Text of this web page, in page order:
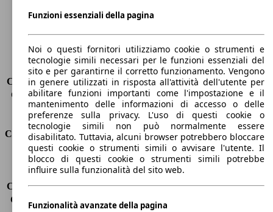
Peso massimo
-
Sedili
5
Carico sul tetto
-
Capacità di traino (senza freni) -
Capacità di traino (con freni)
1300 kg
Volume del bagagliaio
350 - 1150 l
Consumi
Emissioni di CO2*
127 g/km (komb.)
Consumo (urbano)
7.4 l/100km
Consumo (extra-urbano) 4.4 l/100km
Consumo (combinato)*
5.5 l/100km
Funzioni essenziali della pagina
Noi o questi fornitori utilizziamo cookie o strumenti e
tecnologie simili necessari per le funzioni essenziali del
sito e per garantirne il corretto funzionamento. Vengono
in genere utilizzati in risposta all'attività dell'utente per
abilitare funzioni importanti come l'impostazione e il
mantenimento delle informazioni di accesso o delle
preferenze sulla privacy. L'uso di questi cookie o
tecnologie simili non può normalmente essere
disabilitato. Tuttavia, alcuni browser potrebbero bloccare
questi cookie o strumenti simili o avvisare l'utente. Il
blocco di questi cookie o strumenti simili potrebbe
influire sulla funzionalità del sito web.
Funzionalità avanzate della pagina